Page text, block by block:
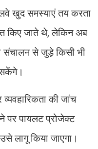
खुद समस्याएं तय करता
किए जाते थे, लेकिन अब
संचालन से जुड़े किसी भी
सकेंगे।
व्यवहारिकता की जांच
पर पायलट प्रोजेक्ट
लागू किया जाएगा।